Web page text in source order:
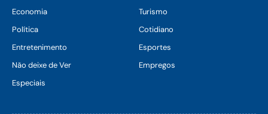
Economia
Turismo
Política
Cotidiano
Entretenimento
Esportes
Não deixe de Ver
Empregos
Especiais